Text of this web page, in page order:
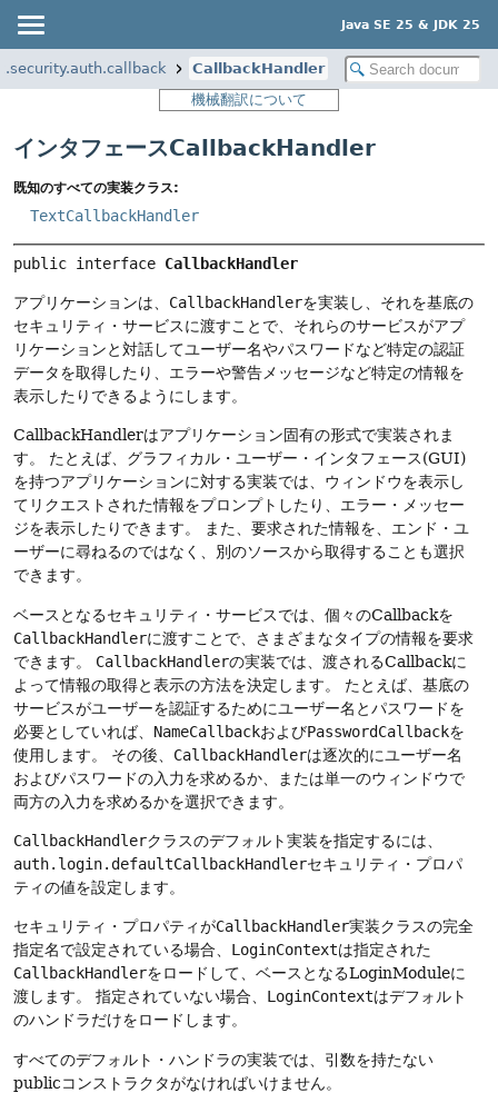
Java SE 25 & JDK 25
CallbackHandler
機械翻訳について
インタフェースCallbackHandler
既知のすべての実装クラス:
TextCallbackHandler
public interface CallbackHandler
アプリケーションは、 CallbackHandlerを実装し、それを基底の
セキュリティ・サービスに渡すことで、それらのサービスがアプ
リケーションと対話してユーザー名やパスワードなど特定の認証
データを取得したり、エラーや警告メッセージなど特定の情報を
表示したりできるようにします。
CallbackHandlerはアプリケーション固有の形式で実装されま
す。
たとえば、グラフィカル・ユーザー・インタフェース(GUI)
を持つアプリケーションに対する実装では、ウィンドウを表示し
てリクエストされた情報をプロンプトしたり、エラー・メッセー
ジを表示したりできます。
また、要求された情報を、エンド・ユ
ーザーに尋ねるのではなく、別のソースから取得することも選択
できます。
ベースとなるセキュリティ・サービスでは、個々のCallbackを
CallbackHandlerに渡すことで、さまざまなタイプの情報を要求
できます。
CallbackHandlerの実装では、渡されるCallbackに
よって情報の取得と表示の方法を決定します。
たとえば、基底の
サービスがユーザーを認証するためにユーザー名とパスワードを
必要としていれば、 NameCallbackおよびPasswordCallbackを
使用します。
その後、 CallbackHandlerは逐次的にユーザー名
およびパスワードの入力を求めるか、または単一のウィンドウで
両方の入力を求めるかを選択できます。
CallbackHandlerクラスのデフォルト実装を指定するには、
auth.login.defaultCallbackHandlerセキュリティ・プロパ
ティの値を設定します。
セキュリティ・プロパティがCallbackHandler実装クラスの完全
指定名で設定されている場合、 LoginContextは指定された
CallbackHandlerをロードして、ベースとなるLoginModuleに
渡します。
指定されていない場合、 LoginContextはデフォルト
のハンドラだけをロードします。
すべてのデフォルト・ハンドラの実装では、引数を持たない
publicコンストラクタがなければいけません。